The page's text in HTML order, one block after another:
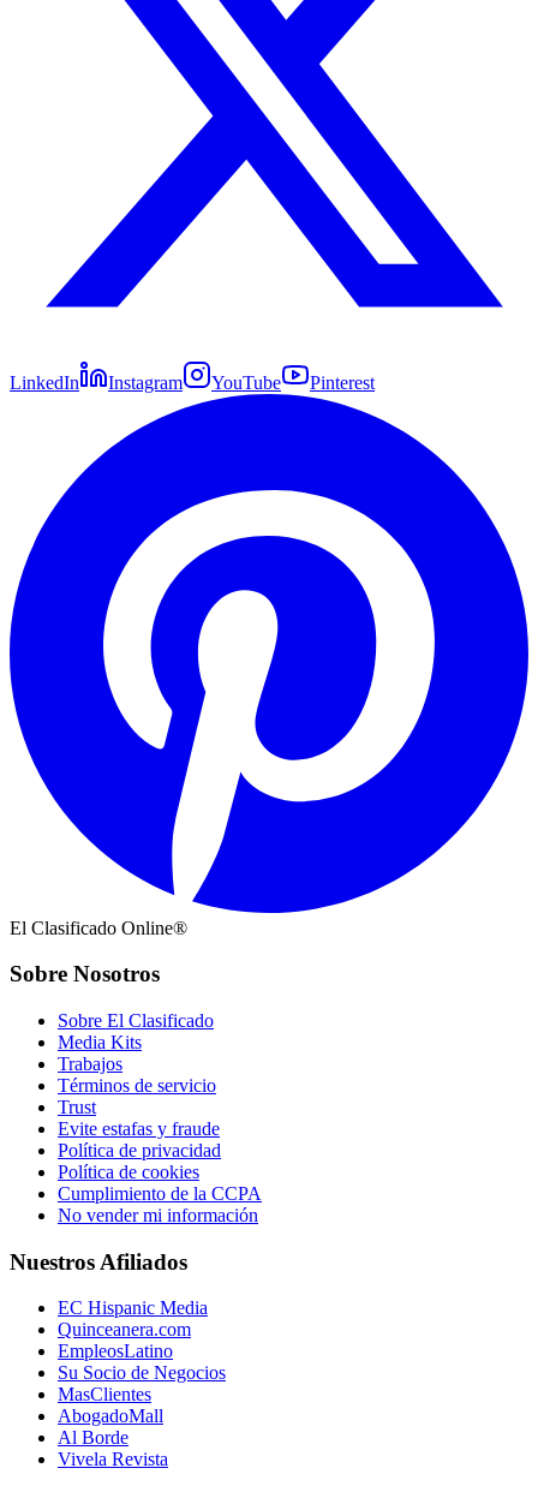
LinkedIn Instagram YouTube Pinterest
El Clasificado Online®
Sobre Nosotros
Sobre El Clasificado
Media Kits
Trabajos
Términos de servicio
Trust
Evite estafas y fraude
Política de privacidad
Política de cookies
Cumplimiento de la CCPA
No vender mi información
Nuestros Afiliados
EC Hispanic Media
Quinceanera.com
EmpleosLatino
Su Socio de Negocios
MasClientes
AbogadoMall
Al Borde
Vivela Revista